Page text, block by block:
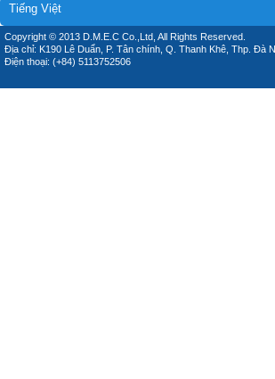
Tiếng Việt
Copyright © 2013 D.M.E.C Co.,Ltd, All Rights Reserved.
Địa chỉ: K190 Lê Duẩn, P. Tân chính, Q. Thanh Khê, Thp. Đà
Điện thoại: (+84) 5113752506